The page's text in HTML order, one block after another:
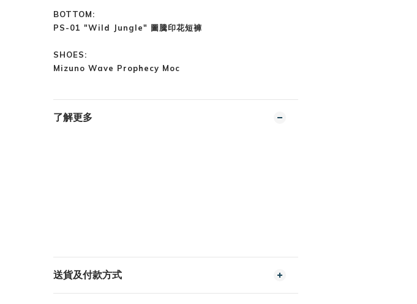
BOTTOM:
PS-01 "Wild Jungle" 圖騰印花短褲
SHOES:
Mizuno Wave Prophecy Moc
了解更多
送貨及付款方式